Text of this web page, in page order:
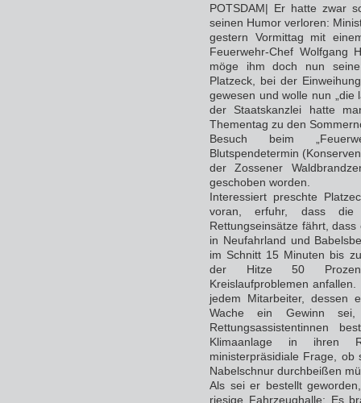
POTSDAM| Er hatte zwar
seinen Humor verloren:
gestern Vormittag mit
Feuerwehr-Chef Wolfgang
möge ihm doch nun
Platzeck, bei der
gewesen und wolle nun „die
der Staatskanzlei hatte
Thementag zu den
Besuch beim
Blutspendetermin
der Zossener
geschoben worden.
Interessiert preschte
voran, erfuhr, dass
Rettungseinsätze fährt,
in Neufahrland und
im Schnitt 15 Minuten bis
der Hitze 50 Prozent
Kreislaufproblemen
jedem Mitarbeiter, dessen
Wache ein Gewinn
Rettungsassistentinnen
Klimaanlage in ihren
ministerpräsidiale Frage,
Nabelschnur durchbeißen
Als sei er bestellt
riesige Fahrzeughalle: Es